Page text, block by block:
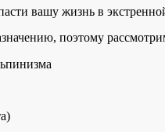
вашу жизнь в
поэтому